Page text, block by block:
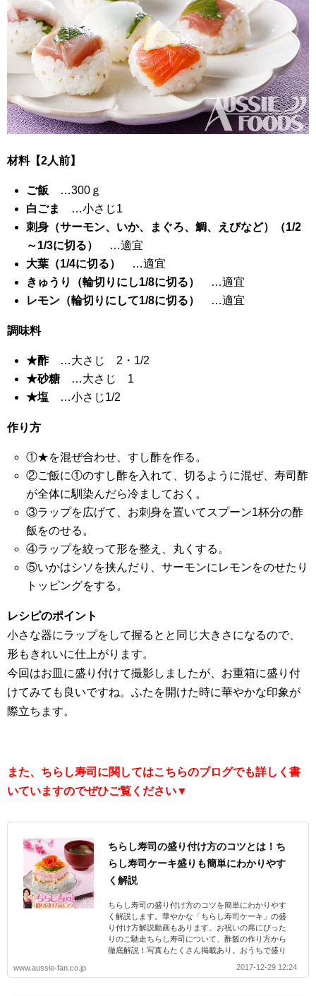
材料【2人前】
ご飯 …300ｇ
白ごま
…小さじ1
刺身（サーモン、いか、まぐろ、鯛、えびなど）（1/2
～1/3に切る）
…適宜
大葉（1/4に切る）
…適宜
きゅうり（輪切りにし1/8に切る）
…適宜
レモン（輪切りにして1/8に切る）
…適宜
調味料
★酢
…大さじ 2・1/2
★砂糖 …大さじ 1
★塩
…小さじ1/2
作り方
①★を混ぜ合わせ、すし酢を作る。
②ご飯に①のすし酢を入れて、切るように混ぜ、寿司酢
が全体に馴染んだら冷ましておく。
③ラップを広げて、お刺身を置いてスプーン1杯分の酢
飯をのせる。
④ラップを絞って形を整え、丸くする。
⑤いかはシソを挟んだり、サーモンにレモンをのせたり
トッピングをする。
レシピのポイント
小さな器にラップをして握るとと同じ大きさになるので、
形もきれいに仕上がります。
今回はお皿に盛り付けて撮影しましたが、お重箱に盛り付
けてみても良いですね。ふたを開けた時に華やかな印象が
際立ちます。
また、ちらし寿司に関してはこちらのブログでも詳しく書
いていますのでぜひご覧ください▼
ちらし寿司の盛り付け方のコツとは！ち
らし寿司ケーキ盛りも簡単にわかりやす
く解説
ちらし寿司の盛り付け方のコツを簡単にわかりやす
く解説します。華やかな「ちらし寿司ケーキ」の盛
り付け方解説動画もあります。お祝いの席にぴった
りのご馳走ちらし寿司について、酢飯の作り方から
徹底解説！写真もたくさん掲載あり。おうちで盛り
www.aussie-fan.co.jp 2017-12-29 12:24